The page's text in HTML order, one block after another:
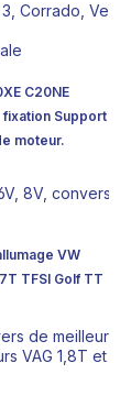
3, Corrado,
C20NE
Support
moteur.
8V,
VW
TFSI Golf TT
de
VAG 1,8T et